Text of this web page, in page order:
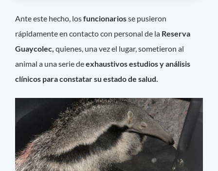
Ante este hecho, losfuncionariosse pusieron
rápidamente en contacto con personal de la Reserva
Guaycolec, quienes, una vez el lugar, sometieron al
animal a una serie deexhaustivos estudios y análisis
clínicos para constatar su estado de salud.